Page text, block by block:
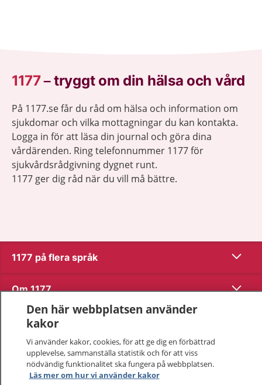
1177–tryggt om din hälsa och vård
På 1177.se får du råd om hälsa och information om
sjukdomar och vilka mottagningar du kan kontakta.
Logga in för att läsa din journal och göra dina
vårdärenden. Ring telefonnummer 1177 för
sjukvårdsrådgivning dygnet runt.
1177 ger dig råd när du vill må bättre.
1177 på flera språk Visa
Om 1177 Visa
Kontakt
Behandling av personuppgifter
Den här webbplatsen använder
kakor
Vi använder kakor, cookies, för att ge dig en förbättrad
upplevelse, sammanställa statistik och för att viss
nödvändig funktionalitet ska fungera på webbplatsen.
Läs mer om hur vi använder kakor